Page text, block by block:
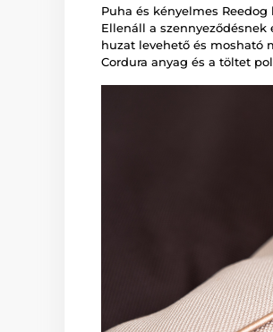
Puha és kényelmes
Ellenáll a
huzat levehető és mosható
Cordura anyag és a töltet